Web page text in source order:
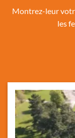
Montrez-leur
les